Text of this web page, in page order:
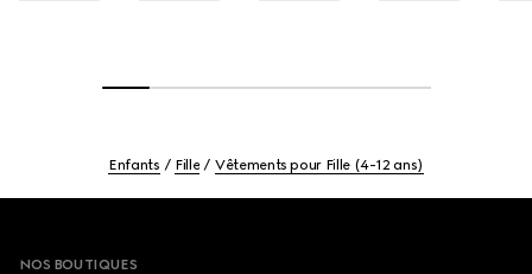
Enfants Fille Vêtements pour Fille (4-12 ans)
NOS BOUTIQUES